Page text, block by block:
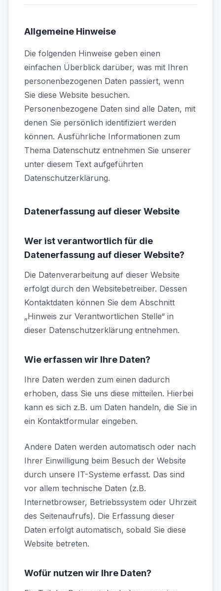
Allgemeine Hinweise
Die folgenden Hinweise geben einen
einfachen Überblick darüber, was mit Ihren
personenbezogenen Daten passiert, wenn
Sie diese Website besuchen.
Personenbezogene Daten sind alle Daten, mit
denen Sie persönlich identifiziert werden
können. Ausführliche Informationen zum
Thema Datenschutz entnehmen Sie unserer
unter diesem Text aufgeführten
Datenschutzerklärung.
Datenerfassung auf dieser Website
Wer ist verantwortlich für die
Datenerfassung auf dieser Website?
Die Datenverarbeitung auf dieser Website
erfolgt durch den Websitebetreiber. Dessen
Kontaktdaten können Sie dem Abschnitt
„Hinweis zur Verantwortlichen Stelle“ in
dieser Datenschutzerklärung entnehmen.
Wie erfassen wir Ihre Daten?
Ihre Daten werden zum einen dadurch
erhoben, dass Sie uns diese mitteilen. Hierbei
kann es sich z.B. um Daten handeln, die Sie in
ein Kontaktformular eingeben.
Andere Daten werden automatisch oder nach
Ihrer Einwilligung beim Besuch der Website
durch unsere IT-Systeme erfasst. Das sind
vor allem technische Daten (z.B.
Internetbrowser, Betriebssystem oder Uhrzeit
des Seitenaufrufs). Die Erfassung dieser
Daten erfolgt automatisch, sobald Sie diese
Website betreten.
Wofür nutzen wir Ihre Daten?